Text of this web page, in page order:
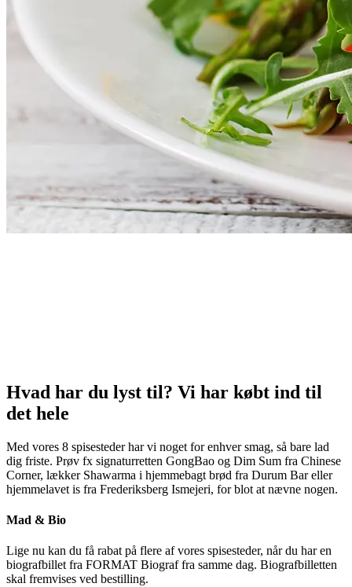
Hvad har du lyst til? Vi har købt ind til
det hele
Med vores 8 spisesteder har vi noget for enhver smag, så bare lad
dig friste. Prøv fx signaturretten GongBao og Dim Sum fra Chinese
Corner, lækker Shawarma i hjemmebagt brød fra Durum Bar eller
hjemmelavet is fra Frederiksberg Ismejeri, for blot at nævne nogen.
Mad & Bio
Lige nu kan du få rabat på flere af vores spisesteder, når du har en
biografbillet fra FORMAT Biograf fra samme dag. Biografbilletten
skal fremvises ved bestilling.